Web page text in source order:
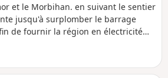
et le Morbihan. en suivant le sentier
jusqu'à surplomber le barrage
de fournir la région en électricité
traversant le bourg de Saint-Aignan,
église intéressante et du musée